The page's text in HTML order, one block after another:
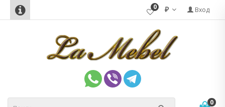
Вход
₽
0
0